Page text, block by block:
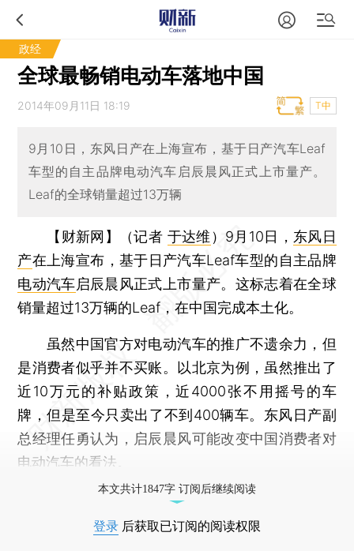
政经
全球最畅销电动车落地中国
2014年09月11日 18:19 T中
9月10日，东风日产在上海宣布，基于日产汽车Leaf
车型的自主品牌电动汽车启辰晨风正式上市量产。
Leaf的全球销量超过13万辆
【财新网】（记者 于达维 ） 9月10日， 东风日
产在上海宣布，基于日产汽车Leaf车型的自主品牌
电动汽车启辰晨风正式上市量产。这标志着在全球
销量超过13万辆的Leaf，在中国完成本土化。
虽然中国官方对电动汽车的推广不遗余力，但
是消费者似乎并不买账。以北京为例，虽然推出了
近10万元的补贴政策，近4000张不用摇号的车
牌，但是至今只卖出了不到400辆车。东风日产副
总经理任勇认为，启辰晨风可能改变中国消费者对
电动汽车的看法。
本文共计1847字 订阅后继续阅读
登录 后获取已订阅的阅读权限